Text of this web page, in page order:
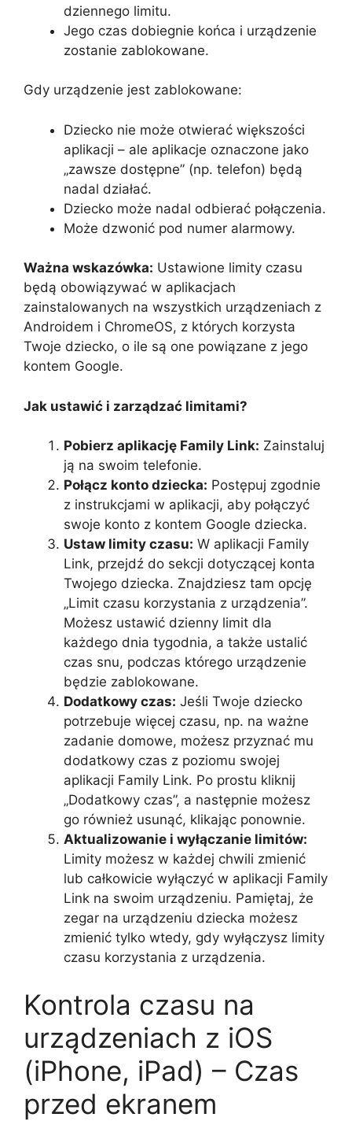
dziennego limitu.
Jego czas dobiegnie końca i urządzenie
zostanie zablokowane.
Gdy urządzenie jest zablokowane:
Dziecko nie może otwierać większości
aplikacji – ale aplikacje oznaczone jako
„zawsze dostępne” (np. telefon) będą
nadal działać.
Dziecko może nadal odbierać połączenia.
Może dzwonić pod numer alarmowy.
Ważna wskazówka: Ustawione limity czasu
będą obowiązywać w aplikacjach
zainstalowanych na wszystkich urządzeniach z
Androidem i ChromeOS, z których korzysta
Twoje dziecko, o ile są one powiązane z jego
kontem Google.
Jak ustawić i zarządzać limitami?
Pobierz aplikację Family Link: Zainstaluj
ją na swoim telefonie.
Połącz konto dziecka: Postępuj zgodnie
z instrukcjami w aplikacji, aby połączyć
swoje konto z kontem Google dziecka.
Ustaw limity czasu: W aplikacji Family
Link, przejdź do sekcji dotyczącej konta
Twojego dziecka. Znajdziesz tam opcję
„Limit czasu korzystania z urządzenia”.
Możesz ustawić dzienny limit dla
każdego dnia tygodnia, a także ustalić
czas snu, podczas którego urządzenie
będzie zablokowane.
Dodatkowy czas: Jeśli Twoje dziecko
potrzebuje więcej czasu, np. na ważne
zadanie domowe, możesz przyznać mu
dodatkowy czas z poziomu swojej
aplikacji Family Link. Po prostu kliknij
„Dodatkowy czas”, a następnie możesz
go również usunąć, klikając ponownie.
Aktualizowanie i wyłączanie limitów:
Limity możesz w każdej chwili zmienić
lub całkowicie wyłączyć w aplikacji Family
Link na swoim urządzeniu. Pamiętaj, że
zegar na urządzeniu dziecka możesz
zmienić tylko wtedy, gdy wyłączysz limity
czasu korzystania z urządzenia.
Kontrola czasu na
urządzeniach z iOS
(iPhone, iPad) – Czas
przed ekranem